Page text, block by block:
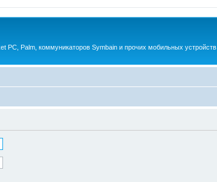
PC, Palm, коммуникаторов Symbain и прочих мобильных устройств